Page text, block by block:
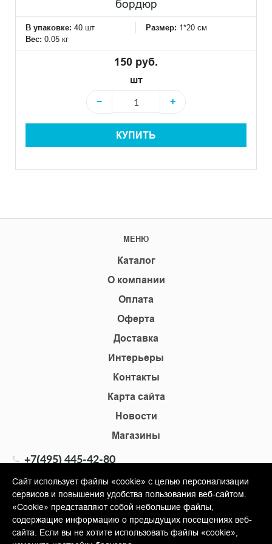
бордюр
В упаковке: 40 шт Размер: 1*20 см
Вес: 0.05 кг
150 руб.
шт
−
+
КУПИТЬ
МЕНЮ
Каталог
О компании
Оплата
Оферта
Доставка
Интерьеры
Контакты
Карта сайта
Новости
Магазины
+7(495) 445-42-80
info@shopkm.ru
© Copyright 2013-2026 KERAMA MARAZZI, ООО «Гамма
Керамика»
Сайт использует файлы «cookie» с целью персонализации
сервисов и повышения удобства пользования веб-сайтом.
«Cookie» представляют собой небольшие файлы,
содержащие информацию о предыдущих посещениях веб-
сайта. Если вы не хотите использовать файлы «cookie»,